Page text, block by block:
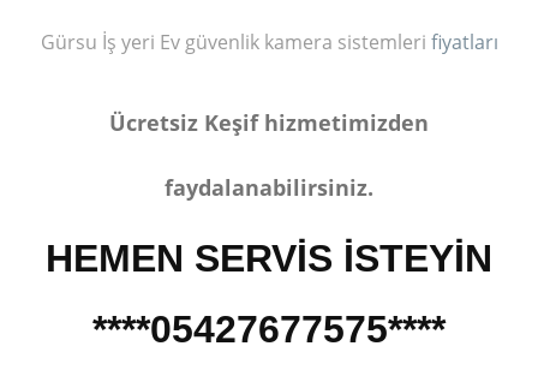
Gürsu İş yeri Ev güvenlik kamera sistemleri fiyatları
Ücretsiz Keşif hizmetimizden
faydalanabilirsiniz.
HEMEN SERVİS İSTEYİN
****05427677575****